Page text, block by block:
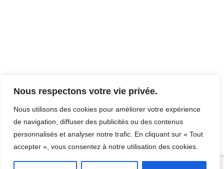
Nous respectons votre vie privée.
Nous utilisons des cookies pour améliorer votre expérience
de navigation, diffuser des publicités ou des contenus
personnalisés et analyser notre trafic. En cliquant sur « Tout
accepter », vous consentez à notre utilisation des cookies.